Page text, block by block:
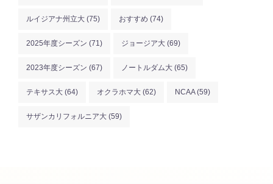
ルイジアナ州立大 (75) おすすめ (74)
2025年度シーズン (71) ジョージア大 (69)
2023年度シーズン (67) ノートルダム大 (65)
テキサス大 (64) オクラホマ大 (62) NCAA(59)
サザンカリフォルニア大 (59)